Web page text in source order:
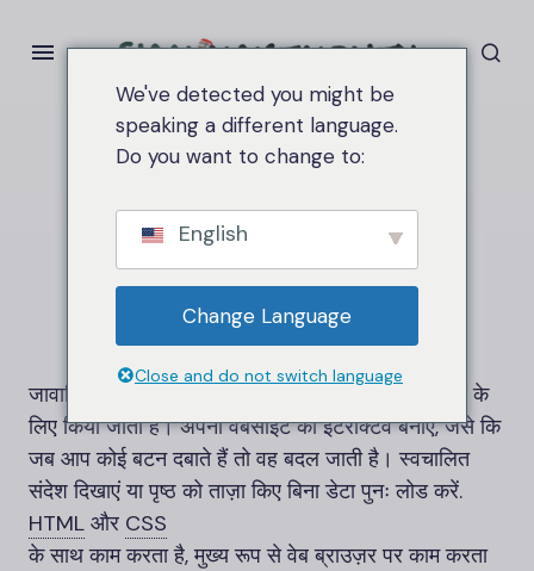
घर जावास्क्रिप्ट
जावास्क्रिप्ट
जावास्क्रिप्ट एक कंप्यूटर भाषा है जिसका उपयोग वेब विकास के
लिए किया जाता है। अपनी वेबसाइट को इंटरैक्टिव बनाएं, जैसे कि
जब आप कोई बटन दबाते हैं तो वह बदल जाती है। स्वचालित
संदेश दिखाएं या पृष्ठ को ताज़ा किए बिना डेटा पुनः लोड करें.
HTML और CSS
के साथ काम करता है, मुख्य रूप से वेब ब्राउज़र पर काम करता
We've detected you might be
speaking a different language.
Do you want to change to:
English
Change Language
Close and do not switch language